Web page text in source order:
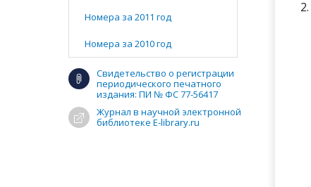
Номера за 2011 год
Номера за 2010 год
Свидетельство о регистрации
периодического печатного
издания: ПИ № ФС 77-56417
Журнал в научной электронной
библиотеке E-library.ru